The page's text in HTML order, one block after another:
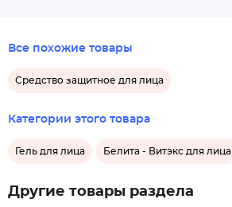
Все похожие товары
Средство защитное для лица
Категории этого товара
Гель для лица Белита - Витэкс для лица
Другие товары раздела